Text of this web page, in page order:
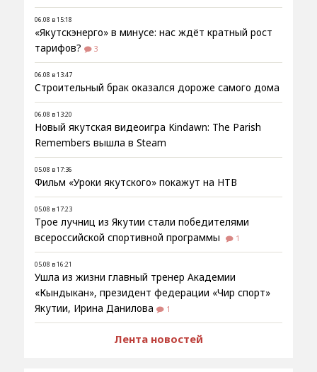
06.08 в 15:18
«Якутскэнерго» в минусе: нас ждёт кратный рост
тарифов?
3
06.08 в 13:47
Строительный брак оказался дороже самого дома
06.08 в 13:20
Новый якутская видеоигра Kindawn: The Parish
Remembers вышла в Steam
05.08 в 17:36
Фильм «Уроки якутского» покажут на НТВ
05.08 в 17:23
Трое лучниц из Якутии стали победителями
всероссийской спортивной программы
1
05.08 в 16:21
Ушла из жизни главный тренер Академии
«Кындыкан», президент федерации «Чир спорт»
Якутии, Ирина Данилова
1
Лента новостей